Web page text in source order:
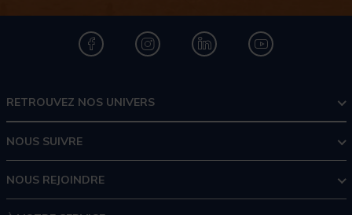
RETROUVEZ NOS UNIVERS
NOUS SUIVRE
NOUS REJOINDRE